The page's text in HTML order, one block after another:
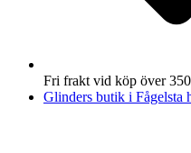
Fri frakt vid köp över
Glinders butik i Fågelsta